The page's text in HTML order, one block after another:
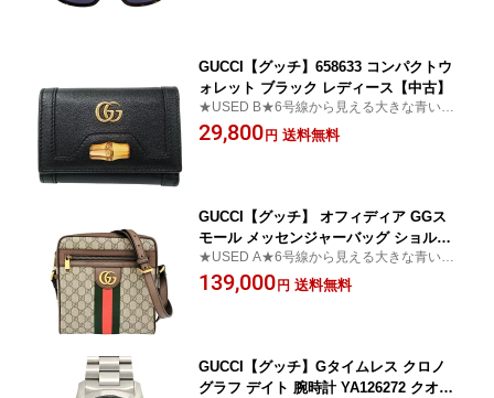
GUCCI【グッチ】658633 コンパクトウ
ォレット ブラック レディース【中古】
★USED B★6号線から見える大きな青い看
板が目印♪かんてい局松戸店
29,800 円 送料無料
GUCCI【グッチ】 オフィディア GGス
モール メッセンジャーバッグ ショルダ
ーバッグ GGスプリーム シェリーライン
547926 レディース メンズ ユニセックス
★USED A★6号線から見える大きな青い看
板が目印です♪かんてい局 松戸店
139,000 円 送料無料
GUCCI【グッチ】Gタイムレス クロノ
グラフ デイト 腕時計 YA126272 クオー